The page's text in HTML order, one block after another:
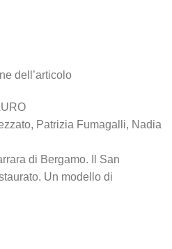
dell’articolo
Patrizia Fumagalli, Nadia
di Bergamo. Il San
Un modello di